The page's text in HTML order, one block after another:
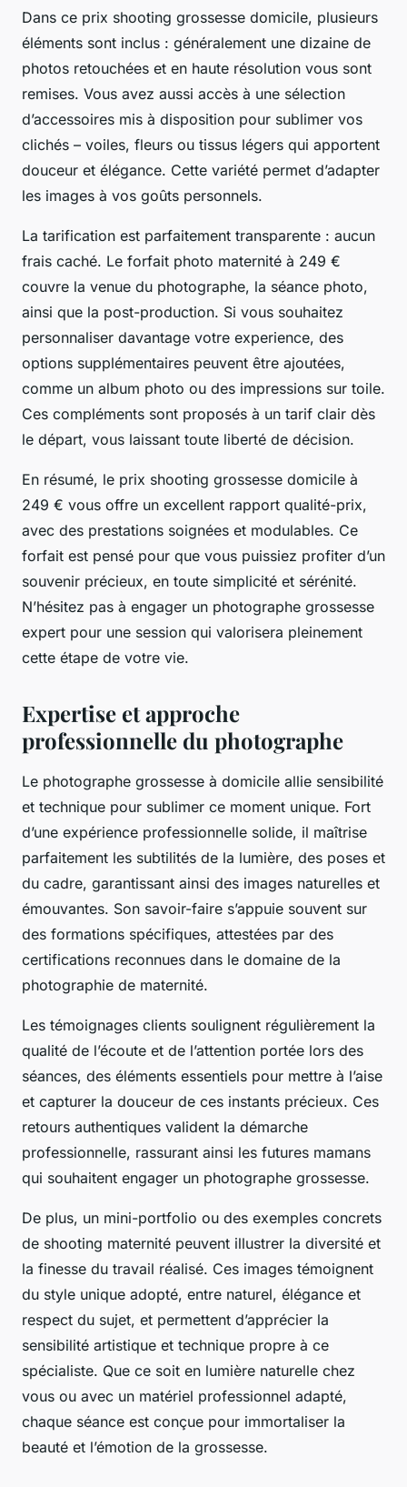
Dans ce prix shooting grossesse domicile, plusieurs
éléments sont inclus : généralement une dizaine de
photos retouchées et en haute résolution vous sont
remises. Vous avez aussi accès à une sélection
d’accessoires mis à disposition pour sublimer vos
clichés – voiles, fleurs ou tissus légers qui apportent
douceur et élégance. Cette variété permet d’adapter
les images à vos goûts personnels.
La tarification est parfaitement transparente : aucun
frais caché. Le forfait photo maternité à 249 €
couvre la venue du photographe, la séance photo,
ainsi que la post-production. Si vous souhaitez
personnaliser davantage votre experience, des
options supplémentaires peuvent être ajoutées,
comme un album photo ou des impressions sur toile.
Ces compléments sont proposés à un tarif clair dès
le départ, vous laissant toute liberté de décision.
En résumé, le prix shooting grossesse domicile à
249 € vous offre un excellent rapport qualité-prix,
avec des prestations soignées et modulables. Ce
forfait est pensé pour que vous puissiez profiter d’un
souvenir précieux, en toute simplicité et sérénité.
N’hésitez pas à engager un photographe grossesse
expert pour une session qui valorisera pleinement
cette étape de votre vie.
Expertise et approche
professionnelle du photographe
Le photographe grossesse à domicile allie sensibilité
et technique pour sublimer ce moment unique. Fort
d’une expérience professionnelle solide, il maîtrise
parfaitement les subtilités de la lumière, des poses et
du cadre, garantissant ainsi des images naturelles et
émouvantes. Son savoir-faire s’appuie souvent sur
des formations spécifiques, attestées par des
certifications reconnues dans le domaine de la
photographie de maternité.
Les témoignages clients soulignent régulièrement la
qualité de l’écoute et de l’attention portée lors des
séances, des éléments essentiels pour mettre à l’aise
et capturer la douceur de ces instants précieux. Ces
retours authentiques valident la démarche
professionnelle, rassurant ainsi les futures mamans
qui souhaitent engager un photographe grossesse.
De plus, un mini-portfolio ou des exemples concrets
de shooting maternité peuvent illustrer la diversité et
la finesse du travail réalisé. Ces images témoignent
du style unique adopté, entre naturel, élégance et
respect du sujet, et permettent d’apprécier la
sensibilité artistique et technique propre à ce
spécialiste. Que ce soit en lumière naturelle chez
vous ou avec un matériel professionnel adapté,
chaque séance est conçue pour immortaliser la
beauté et l’émotion de la grossesse.